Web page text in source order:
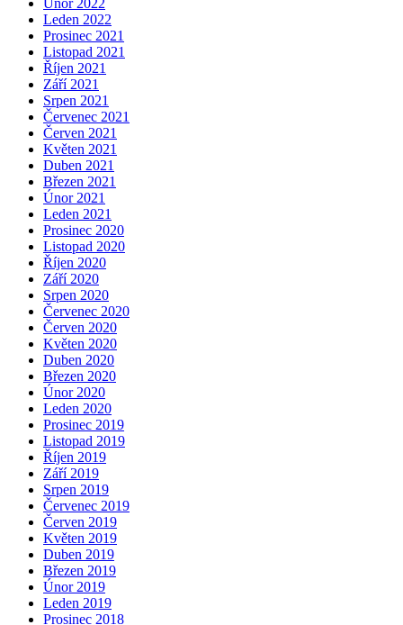
Leden 2022
Prosinec 2021
Listopad 2021
Říjen 2021
Září 2021
Srpen 2021
Červenec 2021
Červen 2021
Květen 2021
Duben 2021
Březen 2021
Únor 2021
Leden 2021
Prosinec 2020
Listopad 2020
Říjen 2020
Září 2020
Srpen 2020
Červenec 2020
Červen 2020
Květen 2020
Duben 2020
Březen 2020
Únor 2020
Leden 2020
Prosinec 2019
Listopad 2019
Říjen 2019
Září 2019
Srpen 2019
Červenec 2019
Červen 2019
Květen 2019
Duben 2019
Březen 2019
Únor 2019
Leden 2019
Prosinec 2018